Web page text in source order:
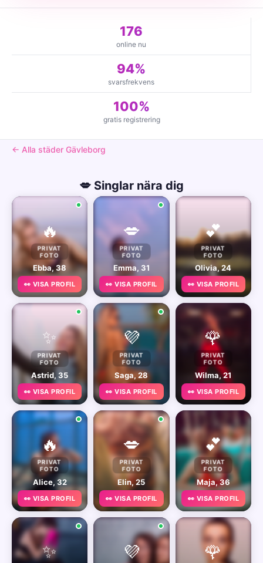
176
online nu
94%
svarsfrekvens
100%
gratis registrering
← Alla städer Gävleborg
💋 Singlar nära dig
🔥
PRIVAT
FOTO
Ebba, 38
👀 VISA PROFIL
💋
PRIVAT
FOTO
Emma, 31
👀 VISA PROFIL
💕
PRIVAT
FOTO
Olivia, 24
👀 VISA PROFIL
✨
PRIVAT
FOTO
Astrid, 35
👀 VISA PROFIL
💜
PRIVAT
FOTO
Saga, 28
👀 VISA PROFIL
🌹
PRIVAT
FOTO
Wilma, 21
👀 VISA PROFIL
🔥
PRIVAT
FOTO
Alice, 32
👀 VISA PROFIL
💋
PRIVAT
FOTO
Elin, 25
👀 VISA PROFIL
💕
PRIVAT
FOTO
Maja, 36
👀 VISA PROFIL
✨ 💜 🌹